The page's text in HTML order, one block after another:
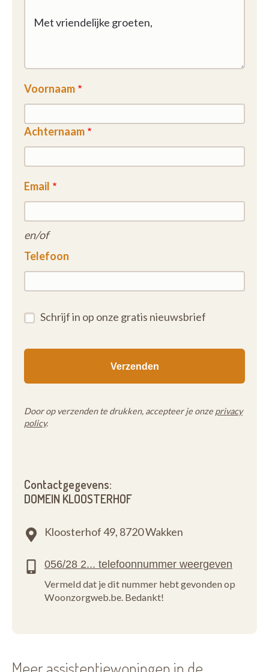
Voornaam
Achternaam
Email
en/of
Telefoon
Schrijf in op onze gratis nieuwsbrief
Door op verzenden te drukken, accepteer je onze privacy
policy.
Contactgegevens:
DOMEIN KLOOSTERHOF
Kloosterhof 49, 8720 Wakken
Vermeld dat je dit nummer hebt gevonden op
Woonzorgweb.be. Bedankt!
Meer assistentiewoningen in de